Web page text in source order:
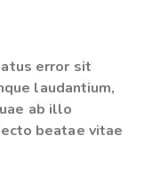
error sit
laudantium,
ab illo
beatae vitae